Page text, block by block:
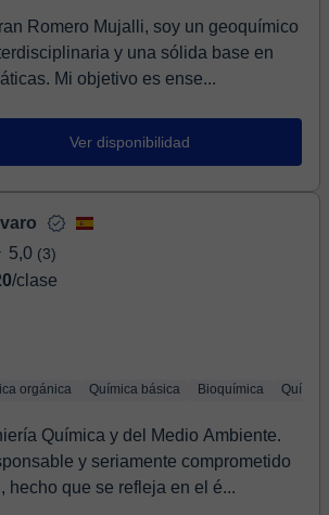
Romero Mujalli, soy un geoquímico
y una sólida base en
Mi objetivo es ense...
Ver disponibilidad
5,0 (3)
/clase
orgánica Química básica Bioquímica
Química y del Medio Ambiente.
y seriamente comprometido
hecho que se refleja en el é...